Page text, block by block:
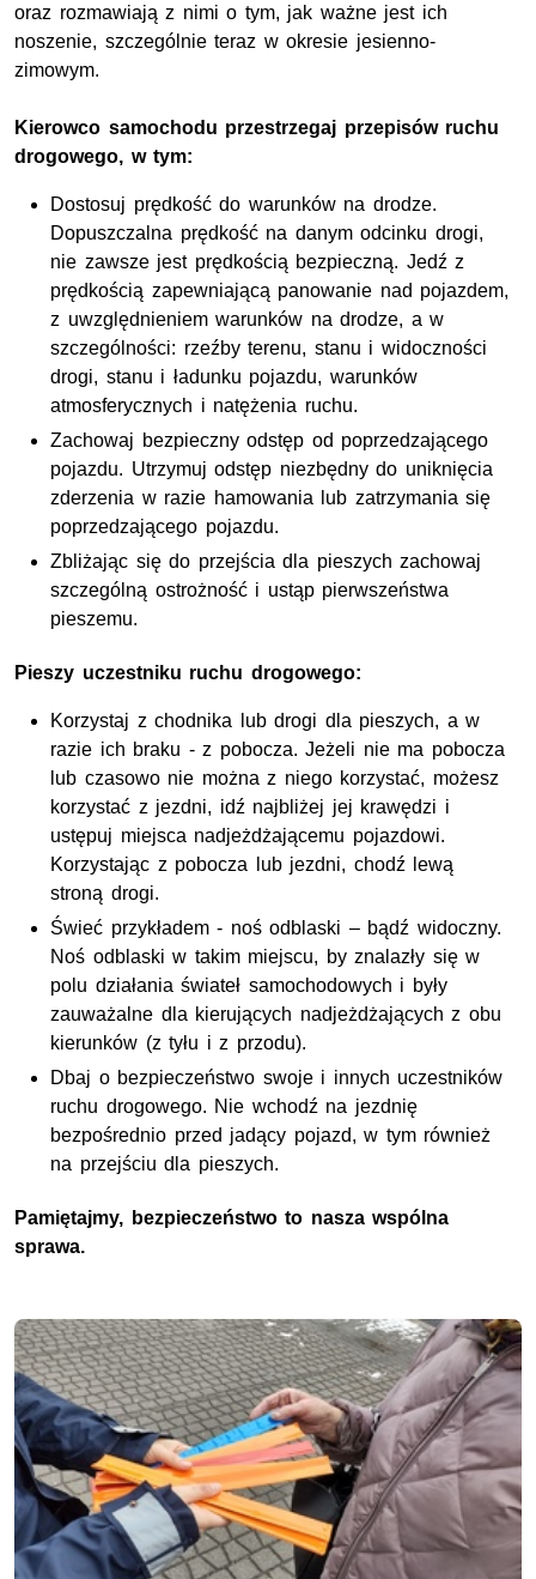
oraz rozmawiają z nimi o tym, jak ważne jest ich
noszenie, szczególnie teraz w okresie jesienno-
zimowym.
Kierowco samochodu przestrzegaj przepisów ruchu
drogowego, w tym:
Dostosuj prędkość do warunków na drodze.
Dopuszczalna prędkość na danym odcinku drogi,
nie zawsze jest prędkością bezpieczną. Jedź z
prędkością zapewniającą panowanie nad pojazdem,
z uwzględnieniem warunków na drodze, a w
szczególności: rzeźby terenu, stanu i widoczności
drogi, stanu i ładunku pojazdu, warunków
atmosferycznych i natężenia ruchu.
Zachowaj bezpieczny odstęp od poprzedzającego
pojazdu. Utrzymuj odstęp niezbędny do uniknięcia
zderzenia w razie hamowania lub zatrzymania się
poprzedzającego pojazdu.
Zbliżając się do przejścia dla pieszych zachowaj
szczególną ostrożność i ustąp pierwszeństwa
pieszemu.
Pieszy uczestniku ruchu drogowego:
Korzystaj z chodnika lub drogi dla pieszych, a w
razie ich braku - z pobocza. Jeżeli nie ma pobocza
lub czasowo nie można z niego korzystać, możesz
korzystać z jezdni, idź najbliżej jej krawędzi i
ustępuj miejsca nadjeżdżającemu pojazdowi.
Korzystając z pobocza lub jezdni, chodź lewą
stroną drogi.
Świeć przykładem - noś odblaski – bądź widoczny.
Noś odblaski w takim miejscu, by znalazły się w
polu działania świateł samochodowych i były
zauważalne dla kierujących nadjeżdżających z obu
kierunków (z tyłu i z przodu).
Dbaj o bezpieczeństwo swoje i innych uczestników
ruchu drogowego. Nie wchodź na jezdnię
bezpośrednio przed jadący pojazd, w tym również
na przejściu dla pieszych.
Pamiętajmy, bezpieczeństwo to nasza wspólna
sprawa.